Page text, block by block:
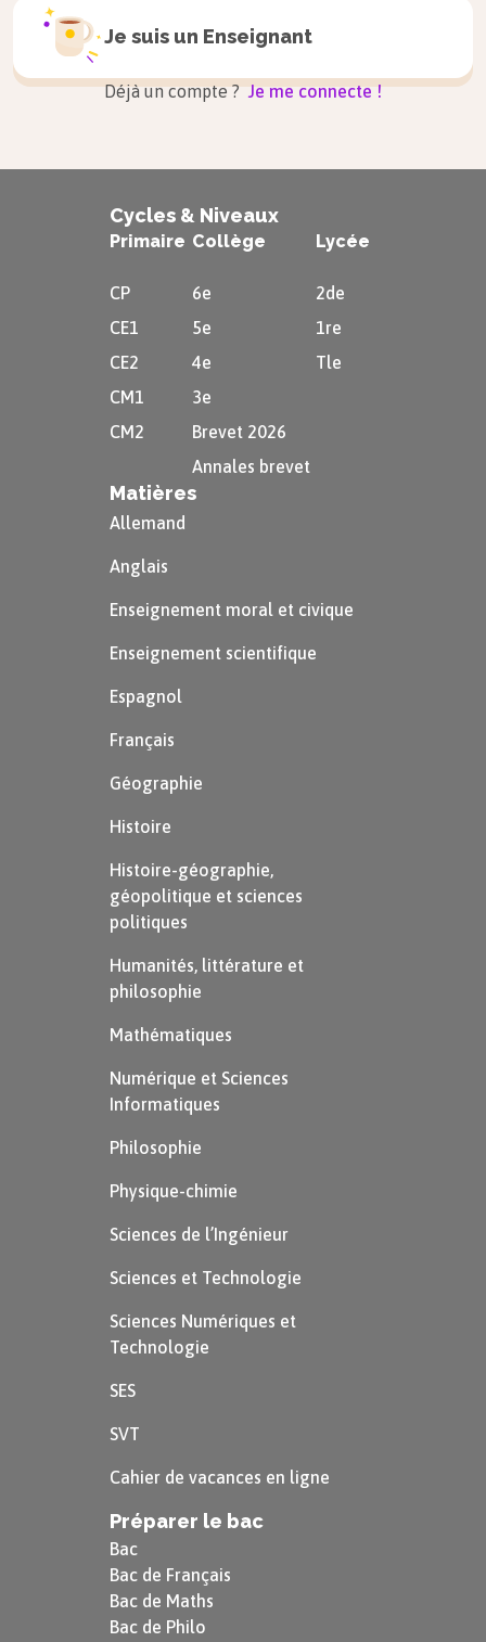
Je suis un Enseignant
Déjà un compte ? Je me connecte !
Cycles & Niveaux
Primaire
CP
CE1
CE2
CM1
CM2
Collège
6e
5e
4e
3e
Brevet 2026
Annales brevet
Lycée
2de
1re
Tle
Matières
Allemand
Anglais
Enseignement moral et civique
Enseignement scientifique
Espagnol
Français
Géographie
Histoire
Histoire-géographie,
géopolitique et sciences
politiques
Humanités, littérature et
philosophie
Mathématiques
Numérique et Sciences
Informatiques
Philosophie
Physique-chimie
Sciences de l’Ingénieur
Sciences et Technologie
Sciences Numériques et
Technologie
SES
SVT
Cahier de vacances en ligne
Préparer le bac
Bac
Bac de Français
Bac de Maths
Bac de Philo